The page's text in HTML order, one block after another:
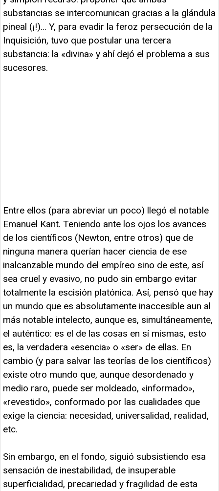
substancias se intercomunican gracias a la glándula
pineal (¡!)... Y, para evadir la feroz persecución de la
Inquisición, tuvo que postular una tercera
substancia: la «divina» y ahí dejó el problema a sus
sucesores.
Entre ellos (para abreviar un poco) llegó el notable
Emanuel Kant. Teniendo ante los ojos los avances
de los científicos (Newton, entre otros) que de
ninguna manera querían hacer ciencia de ese
inalcanzable mundo del empíreo sino de este, así
sea cruel y evasivo, no pudo sin embargo evitar
totalmente la escisión platónica. Así, pensó que hay
un mundo que es absolutamente inaccesible aun al
más notable intelecto, aunque es, simultáneamente,
el auténtico: es el de las cosas en sí mismas, esto
es, la verdadera «esencia» o «ser» de ellas. En
cambio (y para salvar las teorías de los científicos)
existe otro mundo que, aunque desordenado y
medio raro, puede ser moldeado, «informado»,
«revestido», conformado por las cualidades que
exige la ciencia: necesidad, universalidad, realidad,
etc.
Sin embargo, en el fondo, siguió subsistiendo esa
sensación de inestabilidad, de insuperable
superficialidad, precariedad y fragilidad de esta